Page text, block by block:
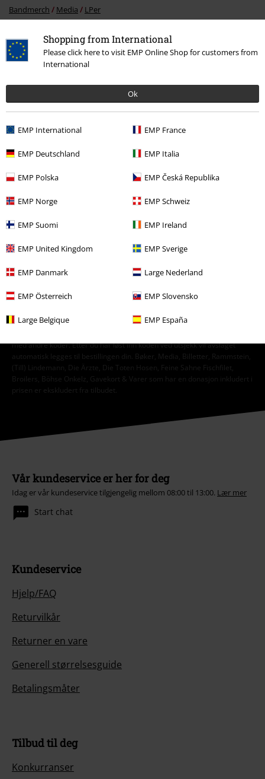
Shopping from International
Please click here to visit EMP Online Shop for customers from
International
Ok
EMP International EMP France
EMP Deutschland EMP Italia
EMP Polska EMP Česká Republika
EMP Norge EMP Schweiz
EMP Suomi EMP Ireland
EMP United Kingdom EMP Sverige
EMP Danmark Large Nederland
EMP Österreich EMP Slovensko
Large Belgique EMP España
Bandmerch Media LPer
Media Vinyl
Bandmerch Sjanger Death metal
15%
Få en rabattkode på 15% når du blir abonnent!
E.M.P Merchandising kan bruke min personlige data og sende
kun bli brukt forsvarlig i henhold til
Data Privacy Policy
min godkjennelse når som helst ved å kontakte E.M.P Merchandising
mbH
Meld deg av nyhetsbrevet
med andre koder. Etter du har løst inn koden ved utsjekk vil avslaget
automatisk legges til bestillingen din. Bøker, Media, Billetter, Rammstein,
(Till) Lindemann, Die Ärzte, Die Toten Hosen, Feine Sahne Fischfilet,
Broilers, Böhse Onkelz, Gavekort & Varer som har en donasjon inkludert i
prisen er ekskludert fra tilbudet.
Vår kundeservice er her for deg
Idag er vår kundeservice tilgjengelig mellom 08:00 til 13:00. Lær mer
Start chat
Kundeservice
Hjelp/FAQ
Returvilkår
Returner en vare
Generell størrelsesguide
Betalingsmåter
Tilbud til deg
Konkurranser